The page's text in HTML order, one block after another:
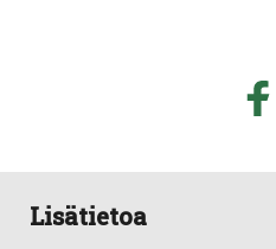
Jaa
Lisätietoa